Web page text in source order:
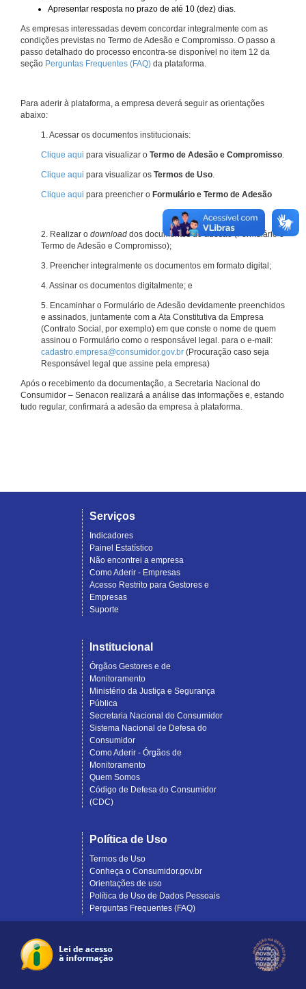
Apresentar resposta no prazo de até 10 (dez) dias.
As empresas interessadas devem concordar integralmente com as
condições previstas no Termo de Adesão e Compromisso. O passo a
passo detalhado do processo encontra-se disponível no item 12 da
seção Perguntas Frequentes (FAQ) da plataforma.
Para aderir à plataforma, a empresa deverá seguir as orientações
abaixo:
1. Acessar os documentos institucionais:
Clique aqui para visualizar o Termo de Adesão e Compromisso.
Clique aqui para visualizar os Termos de Uso.
Clique aqui para preencher o Formulário e Termo de Adesão
2. Realizar o download dos documentos de adesão (Formulário e
Termo de Adesão e Compromisso);
3. Preencher integralmente os documentos em formato digital;
4. Assinar os documentos digitalmente; e
5. Encaminhar o Formulário de Adesão devidamente preenchidos
e assinados, juntamente com a Ata Constitutiva da Empresa
(Contrato Social, por exemplo) em que conste o nome de quem
assinou o Formulário como o responsável legal. para o e-mail:
cadastro.empresa@consumidor.gov.br (Procuração caso seja
Responsável legal que assine pela empresa)
Após o recebimento da documentação, a Secretaria Nacional do
Consumidor – Senacon realizará a análise das informações e, estando
tudo regular, confirmará a adesão da empresa à plataforma.
Serviços
Indicadores
Painel Estatístico
Não encontrei a empresa
Como Aderir - Empresas
Acesso Restrito para Gestores e
Empresas
Suporte
Institucional
Órgãos Gestores e de
Monitoramento
Ministério da Justiça e Segurança
Pública
Secretaria Nacional do Consumidor
Sistema Nacional de Defesa do
Consumidor
Como Aderir - Órgãos de
Monitoramento
Quem Somos
Código de Defesa do Consumidor
(CDC)
Política de Uso
Termos de Uso
Conheça o Consumidor.gov.br
Orientações de uso
Política de Uso de Dados Pessoais
Perguntas Frequentes (FAQ)